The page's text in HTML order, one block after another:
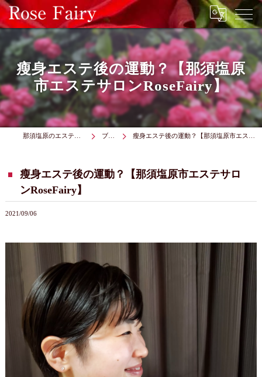
瘦身エステ後の運動？【那須塩原
市エステサロンRoseFairy】
ブログ 瘦身エステ後の運動？【那須塩原市エステサロンRoseFairy】
瘦身エステ後の運動？【那須塩原市エステサロ
ンRoseFairy】
2021/09/06